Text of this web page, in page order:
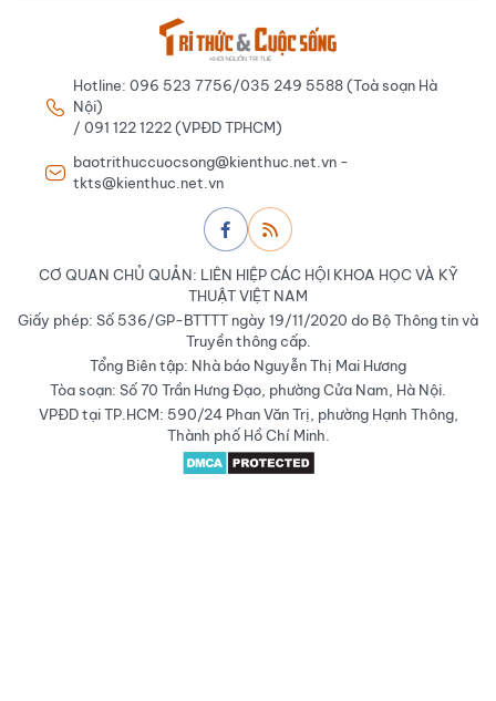
Hotline: 096 523 7756/035 249 5588 (Toà soạn Hà
Nội)
/ 091 122 1222 (VPĐD TPHCM)
baotrithuccuocsong@kienthuc.net.vn -
tkts@kienthuc.net.vn
CƠ QUAN CHỦ QUẢN: LIÊN HIỆP CÁC HỘI KHOA HỌC VÀ KỸ
THUẬT VIỆT NAM
Giấy phép: Số 536/GP-BTTTT ngày 19/11/2020 do Bộ Thông tin và
Truyền thông cấp.
Tổng Biên tập: Nhà báo Nguyễn Thị Mai Hương
Tòa soạn: Số 70 Trần Hưng Đạo, phường Cửa Nam, Hà Nội.
VPĐD tại TP.HCM: 590/24 Phan Văn Trị, phường Hạnh Thông,
Thành phố Hồ Chí Minh.